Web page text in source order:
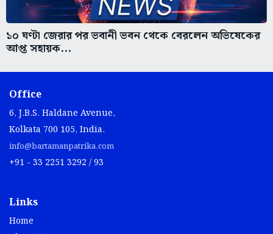
১০ ঘণ্টা জেরার পর ভবানী ভবন থেকে বেরলেন অভিষেকের
আপ্ত সহায়ক...
Office
6, J.B.S. Haldane Avenue,
Kolkata 700 105, India.
info@bartamanpatrika.com
+91 - 33 2251 3292 / 93
Links
Home